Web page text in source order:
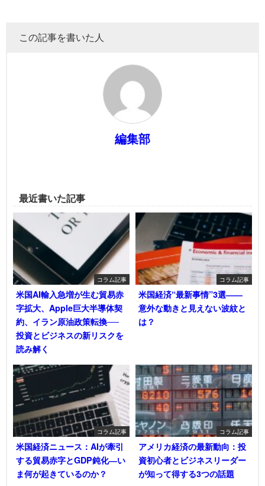
この記事を書いた人
編集部
最近書いた記事
コラム記事
米国AI輸入急増が生む貿易赤
字拡大、Apple巨大半導体契
約、イラン原油政策転換──
投資とビジネスの新リスクを
読み解く
コラム記事
米国経済“最新事情”3選――
意外な動きと見えない波紋と
は？
コラム記事
米国経済ニュース：AIが牽引
する貿易赤字とGDP鈍化―い
ま何が起きているのか？
コラム記事
アメリカ経済の最新動向：投
資初心者とビジネスリーダー
が知って得する3つの話題